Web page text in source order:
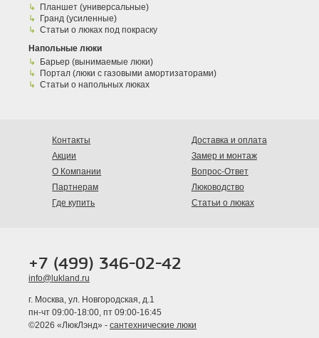
Планшет (универсальные)
Гранд (усиленные)
Статьи о люках под покраску
Напольные люки
Барьер (вынимаемые люки)
Портал (люки с газовыми амортизаторами)
Статьи о напольных люках
Контакты
Акции
О Компании
Партнерам
Где купить
Доставка и оплата
Замер и монтаж
Вопрос-Ответ
Люководство
Статьи о люках
+7 (499) 346-02-42
info@lukland.ru
г. Москва, ул. Новгородская, д.1
пн-чт 09:00-18:00, пт 09:00-16:45
©2026 «ЛюкЛэнд» - сантехнические люки